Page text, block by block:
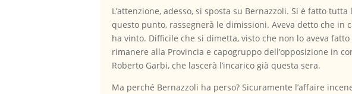
L’attenzione, adesso, si sposta su Bernazzoli. Si è fatto
questo punto, rassegnerà le dimissioni. Aveva detto che
ha vinto. Difficile che si dimetta, visto che non lo aveva
rimanere alla Provincia e capogruppo dell’opposizione in
Roberto Garbi, che lascerà l’incarico già questa sera.
Ma perché Bernazzoli ha perso? Sicuramente l’affaire